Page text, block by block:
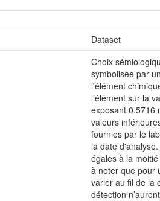
Dataset
Choix
symbolisée par
l'élément
l’élément sur la
exposant 0.5716
valeurs
fournies par le
la date
égales à la
à noter que pour
varier au fil de la
détection